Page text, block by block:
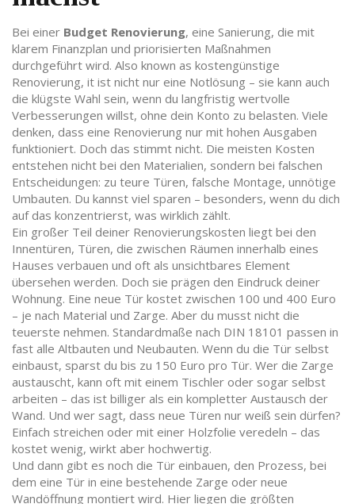
Bei einer Budget Renovierung, eine Sanierung, die mit
klarem Finanzplan und priorisierten Maßnahmen
durchgeführt wird. Also known as kostengünstige
Renovierung, it ist nicht nur eine Notlösung – sie kann auch
die klügste Wahl sein, wenn du langfristig wertvolle
Verbesserungen willst, ohne dein Konto zu belasten. Viele
denken, dass eine Renovierung nur mit hohen Ausgaben
funktioniert. Doch das stimmt nicht. Die meisten Kosten
entstehen nicht bei den Materialien, sondern bei falschen
Entscheidungen: zu teure Türen, falsche Montage, unnötige
Umbauten. Du kannst viel sparen – besonders, wenn du dich
auf das konzentrierst, was wirklich zählt.
Ein großer Teil deiner Renovierungskosten liegt bei den
Innentüren, Türen, die zwischen Räumen innerhalb eines
Hauses verbauen und oft als unsichtbares Element
übersehen werden. Doch sie prägen den Eindruck deiner
Wohnung. Eine neue Tür kostet zwischen 100 und 400 Euro
– je nach Material und Zarge. Aber du musst nicht die
teuerste nehmen. Standardmaße nach DIN 18101 passen in
fast alle Altbauten und Neubauten. Wenn du die Tür selbst
einbaust, sparst du bis zu 150 Euro pro Tür. Wer die Zarge
austauscht, kann oft mit einem Tischler oder sogar selbst
arbeiten – das ist billiger als ein kompletter Austausch der
Wand. Und wer sagt, dass neue Türen nur weiß sein dürfen?
Einfach streichen oder mit einer Holzfolie veredeln – das
kostet wenig, wirkt aber hochwertig.
Und dann gibt es noch die Tür einbauen, den Prozess, bei
dem eine Tür in eine bestehende Zarge oder neue
Wandöffnung montiert wird. Hier liegen die größten